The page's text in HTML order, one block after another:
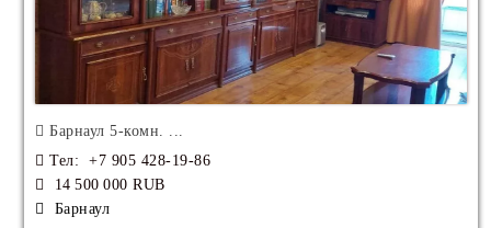
Аренда Квартиры Вторичные
Аренда Квартиры Deluxe
Аренда Квартиры Студии
Аренда Пентхаусы
Барнаул 5-комн. ...
Тел: +7 905 428-19-86
14 500 000 RUB
Барнаул